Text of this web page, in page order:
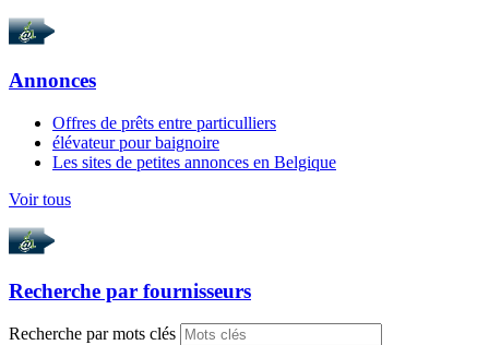
Annonces
Offres de prêts entre particulliers
élévateur pour baignoire
Les sites de petites annonces en Belgique
Voir tous
Recherche par fournisseurs
Recherche par mots clés